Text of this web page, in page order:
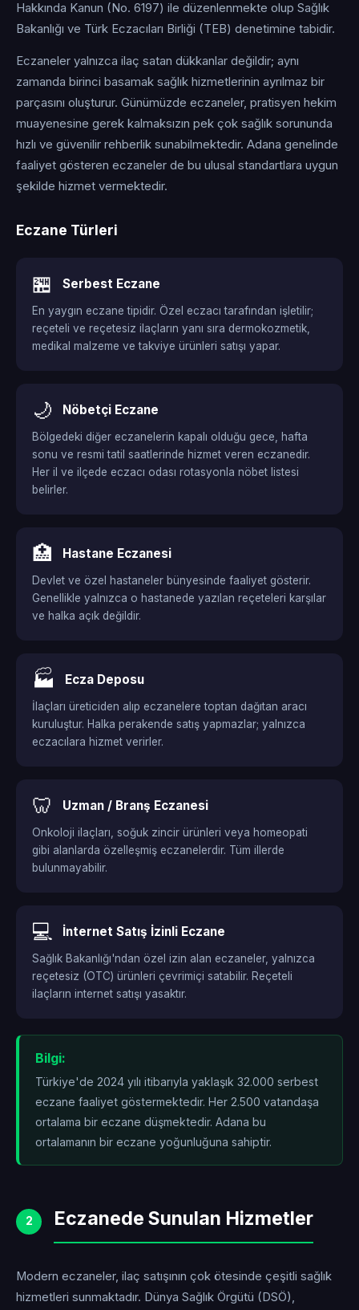
Hakkında Kanun (No. 6197) ile düzenlenmekte olup Sağlık
Bakanlığı ve Türk Eczacıları Birliği (TEB) denetimine tabidir.
Eczaneler yalnızca ilaç satan dükkanlar değildir; aynı
zamanda birinci basamak sağlık hizmetlerinin ayrılmaz bir
parçasını oluşturur. Günümüzde eczaneler, pratisyen hekim
muayenesine gerek kalmaksızın pek çok sağlık sorununda
hızlı ve güvenilir rehberlik sunabilmektedir. Adana genelinde
faaliyet gösteren eczaneler de bu ulusal standartlara uygun
şekilde hizmet vermektedir.
Eczane Türleri
🏪 Serbest Eczane
En yaygın eczane tipidir. Özel eczacı tarafından işletilir;
reçeteli ve reçetesiz ilaçların yanı sıra dermokozmetik,
medikal malzeme ve takviye ürünleri satışı yapar.
🌙 Nöbetçi Eczane
Bölgedeki diğer eczanelerin kapalı olduğu gece, hafta
sonu ve resmi tatil saatlerinde hizmet veren eczanedir.
Her il ve ilçede eczacı odası rotasyonla nöbet listesi
belirler.
🏥 Hastane Eczanesi
Devlet ve özel hastaneler bünyesinde faaliyet gösterir.
Genellikle yalnızca o hastanede yazılan reçeteleri karşılar
ve halka açık değildir.
🏭 Ecza Deposu
İlaçları üreticiden alıp eczanelere toptan dağıtan aracı
kuruluştur. Halka perakende satış yapmazlar; yalnızca
eczacılara hizmet verirler.
🦷 Uzman / Branş Eczanesi
Onkoloji ilaçları, soğuk zincir ürünleri veya homeopati
gibi alanlarda özelleşmiş eczanelerdir. Tüm illerde
bulunmayabilir.
💻 İnternet Satış İzinli Eczane
Sağlık Bakanlığı'ndan özel izin alan eczaneler, yalnızca
reçetesiz (OTC) ürünleri çevrimiçi satabilir. Reçeteli
ilaçların internet satışı yasaktır.
Bilgi:
Türkiye'de 2024 yılı itibarıyla yaklaşık 32.000 serbest
eczane faaliyet göstermektedir. Her 2.500 vatandaşa
ortalama bir eczane düşmektedir. Adana bu
ortalamanın bir eczane yoğunluğuna sahiptir.
2 Eczanede Sunulan Hizmetler
Modern eczaneler, ilaç satışının çok ötesinde çeşitli sağlık
hizmetleri sunmaktadır. Dünya Sağlık Örgütü (DSÖ),